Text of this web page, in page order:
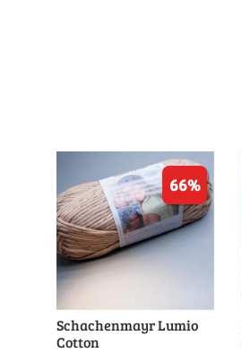
66%
Schachenmayr Lumio
Cotton